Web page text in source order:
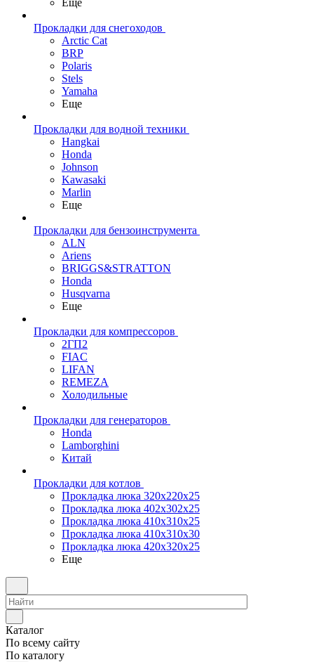
Еще
Прокладки для снегоходов
Arctic Cat
BRP
Polaris
Stels
Yamaha
Еще
Прокладки для водной техники
Hangkai
Honda
Johnson
Kawasaki
Marlin
Еще
Прокладки для бензоинструмента
ALN
Ariens
BRIGGS&STRATTON
Honda
Husqvarna
Еще
Прокладки для компрессоров
2ГП2
FIAC
LIFAN
REMEZA
Холодильные
Прокладки для генераторов
Honda
Lamborghini
Китай
Прокладки для котлов
Прокладка люка 320x220x25
Прокладка люка 402x302x25
Прокладка люка 410x310x25
Прокладка люка 410х310х30
Прокладка люка 420x320x25
Еще
Каталог
По всему сайту
По каталогу